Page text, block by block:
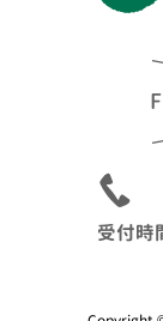
受付時